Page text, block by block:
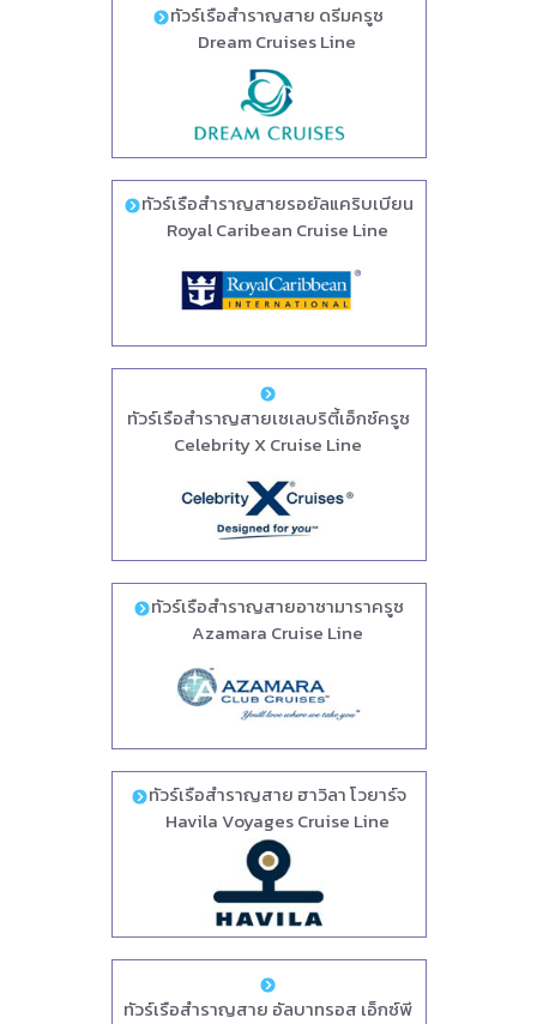
ทัวร์เรือสำราญสาย ดรีมครูซ
Dream Cruises Line
ทัวร์เรือสำราญสายรอยัลแคริบเบียน
Royal Caribean Cruise Line
ทัวร์เรือสำราญสายเซเลบริตี้เอ็กซ์ครูซ
Celebrity X Cruise Line
ทัวร์เรือสำราญสายอาซามาราครูซ
Azamara Cruise Line
ทัวร์เรือสำราญสาย ฮาวิลา โวยาร์จ
Havila Voyages Cruise Line
ทัวร์เรือสำราญสาย อัลบาทรอส เอ็กซ์พี